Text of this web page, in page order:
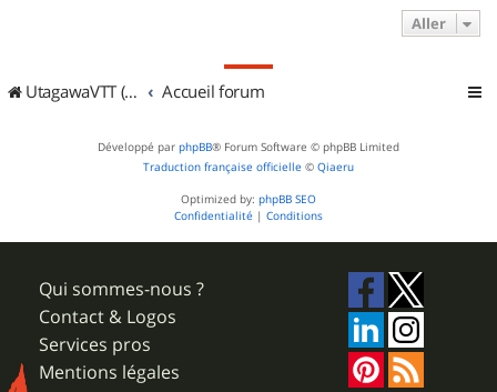
Aller
UtagawaVTT (Randos VTT et VTTAE avec traces GPS) Accueil forum
Développé par phpBB® Forum Software © phpBB Limited
Traduction française officielle © Qiaeru
Optimized by: phpBB SEO
Confidentialité | Conditions
Qui sommes-nous ?
Contact & Logos
Services pros
Mentions légales